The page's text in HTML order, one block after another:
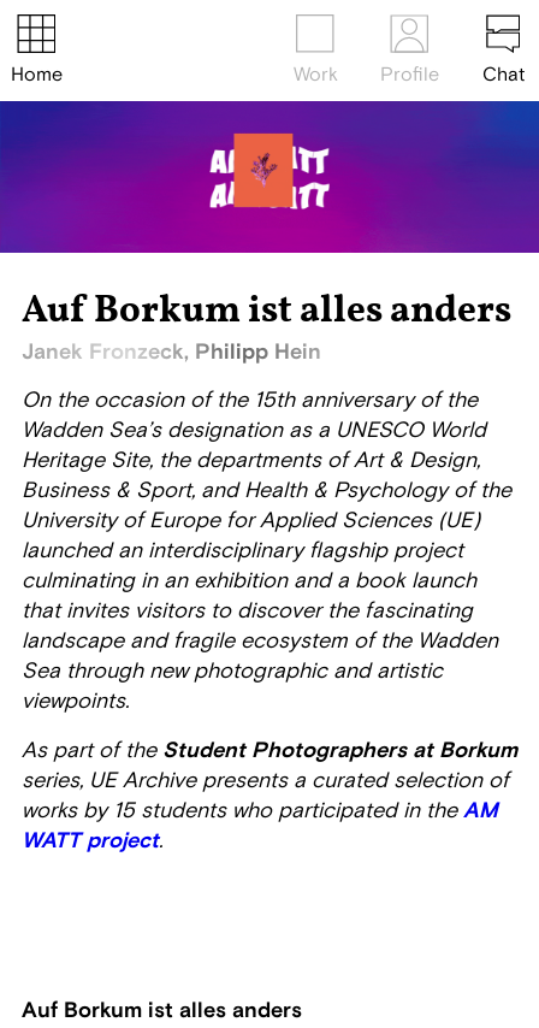
Home Work Profile Chat
Auf Borkum ist alles anders
Janek Fronzeck, Philipp Hein
On the occasion of the 15th anniversary of the
Wadden Sea’s designation as a UNESCO World
Heritage Site, the departments of Art & Design,
Business & Sport, and Health & Psychology of the
University of Europe for Applied Sciences (UE)
launched an interdisciplinary flagship project
culminating in an exhibition and a book launch
that invites visitors to discover the fascinating
landscape and fragile ecosystem of the Wadden
Sea through new photographic and artistic
viewpoints.
As part of the Student Photographers at Borkum
series, UE Archive presents a curated selection of
works by 15 students who participated in theAM
WATT project.
Auf Borkum ist alles anders